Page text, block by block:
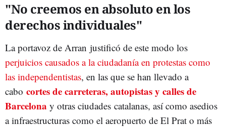
"No creemos en absoluto en los
derechos individuales"
La portavoz de Arran justificó de este modo los
perjuicios causados a la ciudadanía en protestas como
las independentistas, en las que se han llevado a
cabo cortes de carreteras, autopistas y calles de
Barcelona y otras ciudades catalanas, así como asedios
a infraestructuras como el aeropuerto de El Prat o más